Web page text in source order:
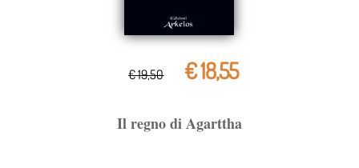
€ 19,50 € 18,55
Il regno di Agarttha